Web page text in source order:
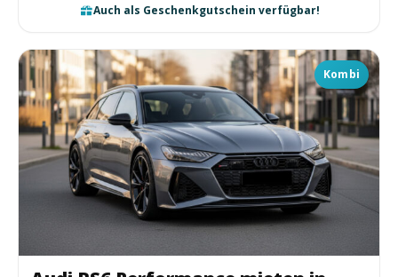
Auch als Geschenkgutschein verfügbar!
Kombi